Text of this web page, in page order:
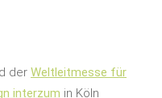
der Weltleitmesse für
interzum in Köln